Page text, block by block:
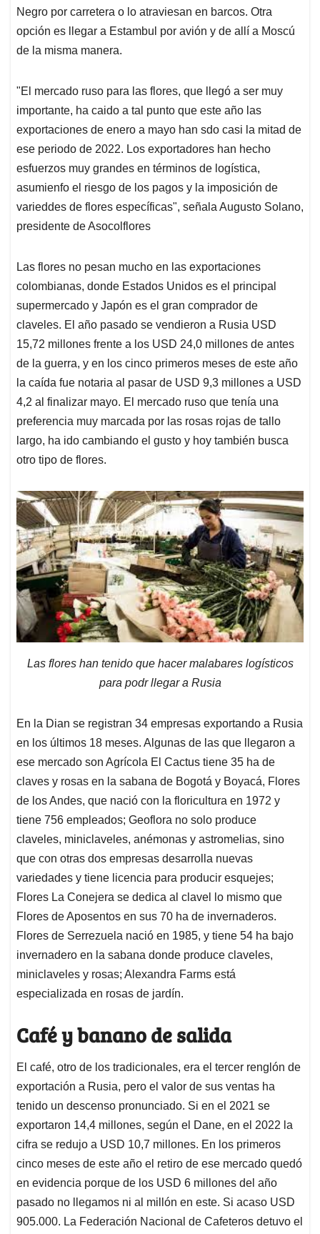
Negro por carretera o lo atraviesan en barcos. Otra
opción es llegar a Estambul por avión y de allí a Moscú
de la misma manera.
"El mercado ruso para las flores, que llegó a ser muy
importante, ha caido a tal punto que este año las
exportaciones de enero a mayo han sdo casi la mitad de
ese periodo de 2022. Los exportadores han hecho
esfuerzos muy grandes en términos de logística,
asumienfo el riesgo de los pagos y la imposición de
varieddes de flores específicas", señala Augusto Solano,
presidente de Asocolflores
Las flores no pesan mucho en las exportaciones
colombianas, donde Estados Unidos es el principal
supermercado y Japón es el gran comprador de
claveles. El año pasado se vendieron a Rusia USD
15,72 millones frente a los USD 24,0 millones de antes
de la guerra, y en los cinco primeros meses de este año
la caída fue notaria al pasar de USD 9,3 millones a USD
4,2 al finalizar mayo. El mercado ruso que tenía una
preferencia muy marcada por las rosas rojas de tallo
largo, ha ido cambiando el gusto y hoy también busca
otro tipo de flores.
Las flores han tenido que hacer malabares logísticos
para podr llegar a Rusia
En la Dian se registran 34 empresas exportando a Rusia
en los últimos 18 meses. Algunas de las que llegaron a
ese mercado son Agrícola El Cactus tiene 35 ha de
claves y rosas en la sabana de Bogotá y Boyacá, Flores
de los Andes, que nació con la floricultura en 1972 y
tiene 756 empleados; Geoflora no solo produce
claveles, miniclaveles, anémonas y astromelias, sino
que con otras dos empresas desarrolla nuevas
variedades y tiene licencia para producir esquejes;
Flores La Conejera se dedica al clavel lo mismo que
Flores de Aposentos en sus 70 ha de invernaderos.
Flores de Serrezuela nació en 1985, y tiene 54 ha bajo
invernadero en la sabana donde produce claveles,
miniclaveles y rosas; Alexandra Farms está
especializada en rosas de jardín.
Café y banano de salida
El café, otro de los tradicionales, era el tercer renglón de
exportación a Rusia, pero el valor de sus ventas ha
tenido un descenso pronunciado. Si en el 2021 se
exportaron 14,4 millones, según el Dane, en el 2022 la
cifra se redujo a USD 10,7 millones. En los primeros
cinco meses de este año el retiro de ese mercado quedó
en evidencia porque de los USD 6 millones del año
pasado no llegamos ni al millón en este. Si acaso USD
905.000. La Federación Nacional de Cafeteros detuvo el